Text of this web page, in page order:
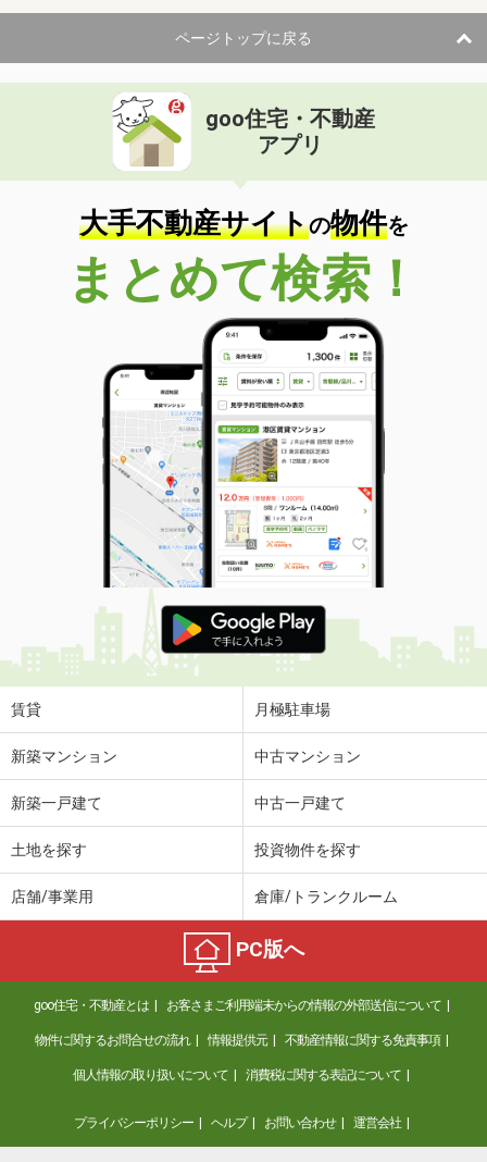
ページトップに戻る
goo住宅・不動産
アプリ
大手不動産サイトの物件を
まとめて検索！
賃貸 月極駐車場
新築マンション 中古マンション
新築一戸建て 中古一戸建て
土地を探す 投資物件を探す
店舗/事業用 倉庫/トランクルーム
PC版へ
goo住宅・不動産とは お客さまご利用端末からの情報の外部送信について
物件に関するお問合せの流れ 情報提供元 不動産情報に関する免責事項
個人情報の取り扱いについて 消費税に関する表記について
プライバシーポリシー ヘルプ お問い合わせ 運営会社